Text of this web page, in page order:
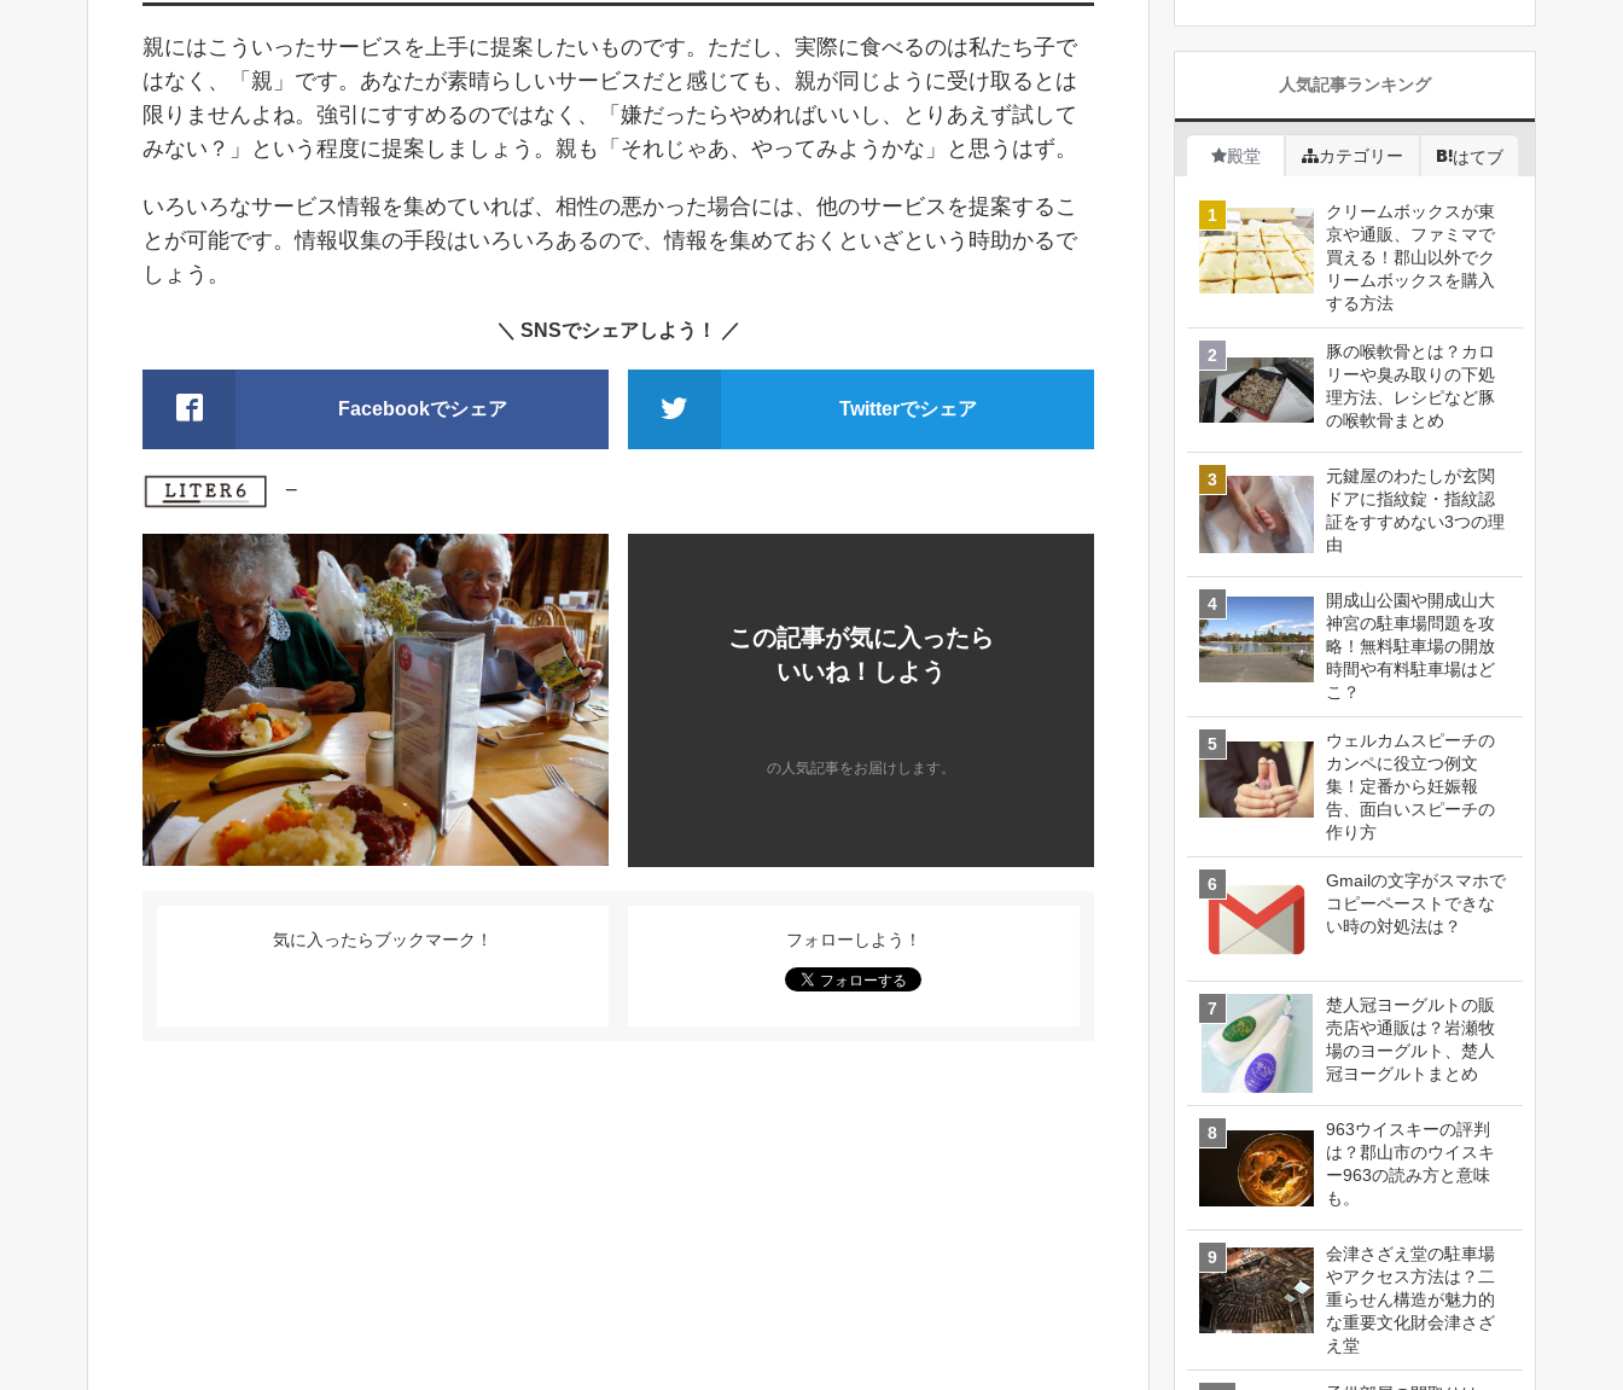
親にはこういったサービスを上手に提案したいものです。ただし、実際に食べるのは私たち子で
はなく、「親」です。あなたが素晴らしいサービスだと感じても、親が同じように受け取るとは
限りませんよね。強引にすすめるのではなく、「嫌だったらやめればいいし、とりあえず試して
みない？」という程度に提案しましょう。親も「それじゃあ、やってみようかな」と思うはず。
いろいろなサービス情報を集めていれば、相性の悪かった場合には、他のサービスを提案するこ
とが可能です。情報収集の手段はいろいろあるので、情報を集めておくといざという時助かるで
しょう。
＼ SNSでシェアしよう！ ／
Facebookでシェア Twitterでシェア
−
この記事が気に入ったら
いいね！しよう
の人気記事をお届けします。
気に入ったらブックマーク！ フォローしよう！
人気記事ランキング
殿堂 カテゴリー はてブ
クリームボックスが東
京や通販、ファミマで
買える！郡山以外でク
リームボックスを購入
する方法
豚の喉軟骨とは？カロ
リーや臭み取りの下処
理方法、レシピなど豚
の喉軟骨まとめ
元鍵屋のわたしが玄関
ドアに指紋錠・指紋認
証をすすめない3つの理
由
開成山公園や開成山大
神宮の駐車場問題を攻
略！無料駐車場の開放
時間や有料駐車場はど
こ？
ウェルカムスピーチの
カンペに役立つ例文
集！定番から妊娠報
告、面白いスピーチの
作り方
Gmailの文字がスマホで
コピーペーストできな
い時の対処法は？
楚人冠ヨーグルトの販
売店や通販は？岩瀬牧
場のヨーグルト、楚人
冠ヨーグルトまとめ
963ウイスキーの評判
は？郡山市のウイスキ
ー963の読み方と意味
も。
会津さざえ堂の駐車場
やアクセス方法は？二
重らせん構造が魅力的
な重要文化財会津さざ
え堂